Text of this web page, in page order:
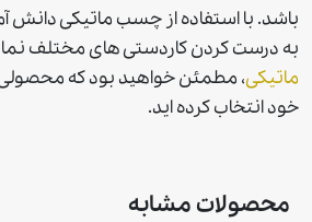
باشد. با استفاده از چسب ماتیکی دانش
به درست کردن کاردستی های مختلف
ماتیکی، مطمئن خواهيد بود كه محصولی
خود انتخاب كرده ايد.
محصولات مشابه